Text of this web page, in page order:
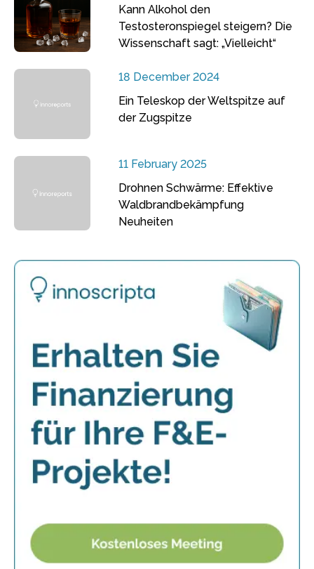
Kann Alkohol den
Testosteronspiegel steigern? Die
Wissenschaft sagt: „Vielleicht“
18 December 2024
Ein Teleskop der Weltspitze auf
der Zugspitze
11 February 2025
Drohnen Schwärme: Effektive
Waldbrandbekämpfung
Neuheiten